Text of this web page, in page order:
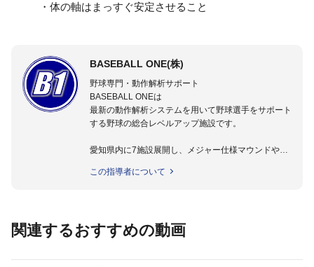
・体の軸はまっすぐ安定させること
BASEBALL ONE(株)
野球専門・動作解析サポート
BASEBALL ONEは
最新の動作解析システムを用いて野球選手をサポート
する野球の総合レベルアップ施設です。
愛知県内に7施設展開し、メジャー仕様マウンドやト
動作解析システムを用いて、小学生からプロ野球選手
この指導者について
関連するおすすめの動画